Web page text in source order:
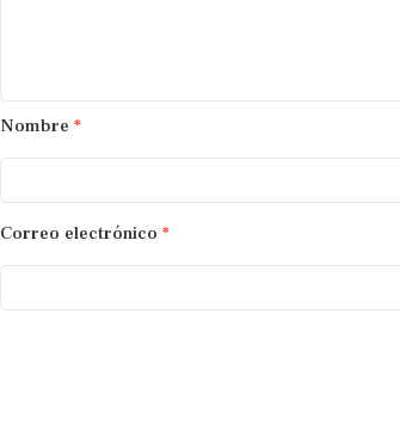
Nombre *
Correo electrónico *